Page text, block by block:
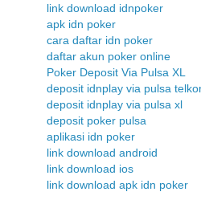
link download idnpoker
apk idn poker
cara daftar idn poker
daftar akun poker online
Poker Deposit Via Pulsa XL
deposit idnplay via pulsa
deposit idnplay via pulsa xl
deposit poker pulsa
aplikasi idn poker
link download android
link download ios
link download apk idn poker